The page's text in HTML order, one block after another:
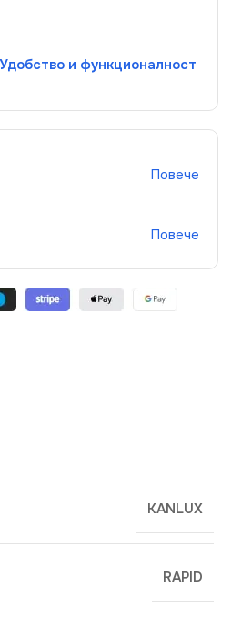
Удобство и функционалност
Повече
Повече
KANLUX
RAPID